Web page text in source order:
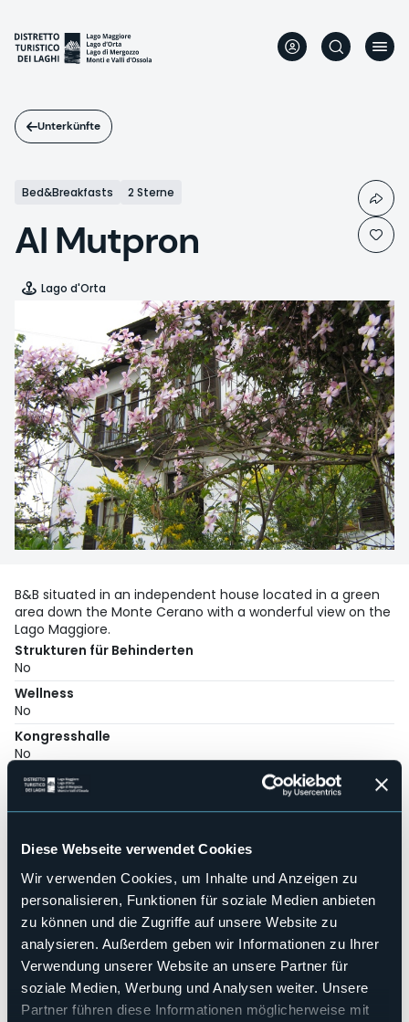
Diese Webseite verwendet Cookies
Wir verwenden Cookies, um Inhalte und Anzeigen zu
personalisieren, Funktionen für soziale Medien anbieten
zu können und die Zugriffe auf unsere Website zu
analysieren. Außerdem geben wir Informationen zu Ihrer
Verwendung unserer Website an unsere Partner für
soziale Medien, Werbung und Analysen weiter. Unsere
Partner führen diese Informationen möglicherweise mit
Inhalt
Unterkünfte
Bed&Breakfasts 2 Sterne
Al Mutpron
Lago d'Orta
B&B situated in an independent house located in a green
area down the Monte Cerano with a wonderful view on the
Lago Maggiore.
Strukturen für Behinderten
No
Wellness
No
Kongresshalle
No
Hallenbad
No
No
Anzahl der Betten
6
E-mail
tradcal@libero.it
Webseite
http://www.bbalmutpron.it